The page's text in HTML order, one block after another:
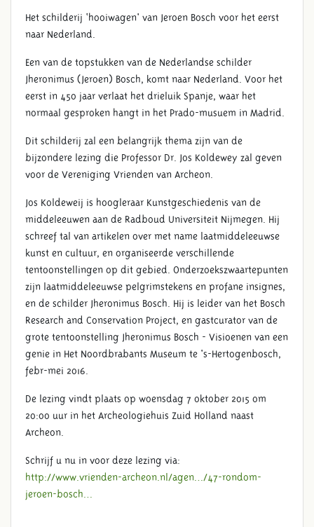
Het schilderij ‘hooiwagen' van Jeroen Bosch voor het eerst
naar Nederland.
Een van de topstukken van de Nederlandse schilder
Jheronimus (Jeroen) Bosch, komt naar Nederland. Voor het
eerst in 450 jaar verlaat het drieluik Spanje, waar het
normaal gesproken hangt in het Prado-musuem in Madrid.
Dit schilderij zal een belangrijk thema zijn van de
bijzondere lezing die Professor Dr. Jos Koldewey zal geven
voor de Vereniging Vrienden van Archeon.
Jos Koldeweij is hoogleraar Kunstgeschiedenis van de
middeleeuwen aan de Radboud Universiteit Nijmegen. Hij
schreef tal van artikelen over met name laatmiddeleeuwse
kunst en cultuur, en organiseerde verschillende
tentoonstellingen op dit gebied. Onderzoekszwaartepunten
zijn laatmiddeleeuwse pelgrimstekens en profane insignes,
en de schilder Jheronimus Bosch. Hij is leider van het Bosch
Research and Conservation Project, en gastcurator van de
grote tentoonstelling Jheronimus Bosch - Visioenen van een
genie in Het Noordbrabants Museum te 's-Hertogenbosch,
febr-mei 2016.
De lezing vindt plaats op woensdag 7 oktober 2015 om
20:00 uur in het Archeologiehuis Zuid Holland naast
Archeon.
Schrijf u nu in voor deze lezing via:
http://www.vrienden-archeon.nl/agen…/47-rondom-
jeroen-bosch…